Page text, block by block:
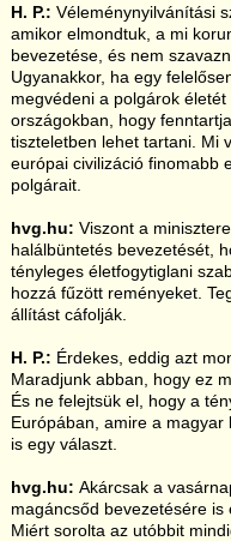
H. P.: Véleménynyilvánítási
amikor elmondtuk, a mi
bevezetése, és nem
Ugyanakkor, ha egy
megvédeni a polgárok
országokban, hogy
tiszteletben lehet tartani. Mi
európai civilizáció finomabb
polgárait.
hvg.hu: Viszont a
halálbüntetés bevezetését,
tényleges életfogytiglani
hozzá fűzött reményeket.
állítást cáfolják.
H. P.: Érdekes, eddig azt
Maradjunk abban, hogy ez
És ne felejtsük el, hogy a
Európában, amire a
is egy választ.
hvg.hu: Akárcsak a
magáncsőd bevezetésére is
Miért sorolta az utóbbit